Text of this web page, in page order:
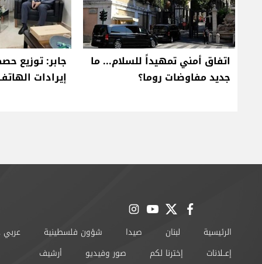
اتفاق أمني تمهيداً للسلام... ما
جديد مفاوضات روما؟
جابر: توزيع
إيرادات
facebook
twitter
youtube
instagram
الرئيسية لبنان صيدا شؤون فلسطينية
إعــلانات
إخترنا لكم صور وفيديو أرشيف